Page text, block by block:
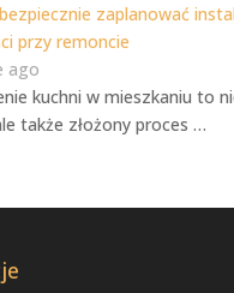
bezpiecznie zaplanować
przy remoncie
ago
kuchni w mieszkaniu to
także złożony proces …